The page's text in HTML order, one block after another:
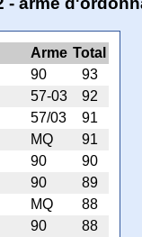
Arme Total
90
93
57-03
92
57/03
91
MQ
91
90
90
90
89
MQ
88
90
88